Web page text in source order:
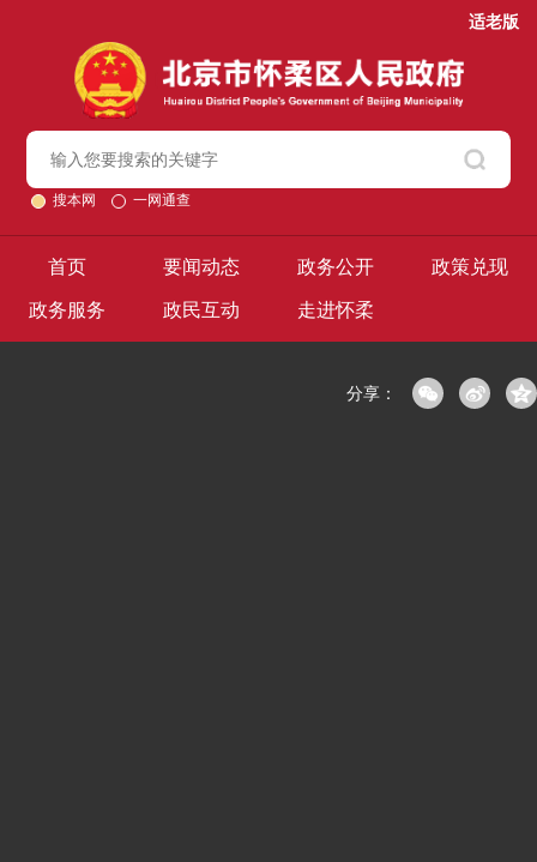
适老版
搜本网 一网通查
首页 要闻动态 政务公开 政策兑现
政务服务 政民互动 走进怀柔
分享：